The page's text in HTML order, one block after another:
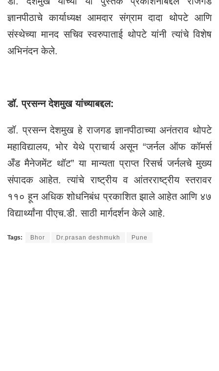
ज्ञानपीठाचे कार्याध्यक्ष आमदार संग्राम दादा थोपटे आणि
संस्थेच्या मानद सचिव स्वरुपाताई थोपटे यांनी त्यांचे विशेष
अभिनंदन केले.
डॉ. प्रसन्न देशमुख यांच्याबद्दल:
डॉ. प्रसन्न देशमुख हे राजगड ज्ञानपीठाच्या अनंतराव थोपटे
महाविद्यालय, भोर येथे प्राचार्य असून “जर्नल ऑफ कॉमर्स
अँड मैनेजमेंट थॉट” या मान्यता प्राप्त रिसर्च जर्नलचे मुख्य
संपादक आहेत. त्यांचे राष्ट्रीय व आंतरराष्ट्रीय स्तरावर
११० हून अधिक शोधनिबंध प्रकाशित झाले आहेत आणि ४७
विद्यार्थ्यांना पीएच.डी. साठी मार्गदर्शन केले आहे.
Tags: Bhor Dr.prasan deshmukh Pune